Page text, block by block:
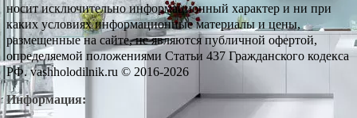
носит исключительно информационный характер и ни при
каких условиях информационные материалы и цены,
размещенные на сайте, не являются публичной офертой,
определяемой положениями Статьи 437 Гражданского кодекса
РФ. vashholodilnik.ru © 2016-2026
Информация: